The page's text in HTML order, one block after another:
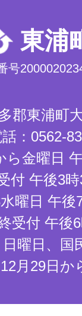
東浦
号
郡東浦町
：0562-
ら金曜日
付 午後3
曜日 午後
受付 午
曜日、国
月29日か